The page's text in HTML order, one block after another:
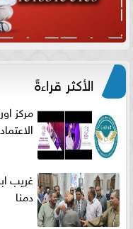
الأكثر قراءةً
مركز
غريب
دمنا